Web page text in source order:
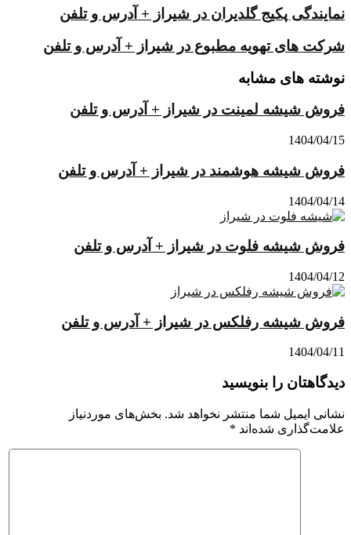
نمایندگی پکیج گلدیران در شیراز + آدرس و تلفن
شرکت های تهویه مطبوع در شیراز + آدرس و تلفن
نوشته های مشابه
فروش شیشه لمینت در شیراز + آدرس و تلفن
1404/04/15
فروش شیشه هوشمند در شیراز + آدرس و تلفن
1404/04/14
فروش شیشه فلوت در شیراز + آدرس و تلفن
1404/04/12
فروش شیشه رفلکس در شیراز + آدرس و تلفن
1404/04/11
دیدگاهتان را بنویسید
نشانی ایمیل شما منتشر نخواهد شد. بخش‌های موردنیاز
علامت‌گذاری شده‌اند *